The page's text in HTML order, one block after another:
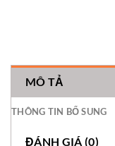
MÔ TẢ
THÔNG TIN BỔ SUNG
ĐÁNH GIÁ (0)